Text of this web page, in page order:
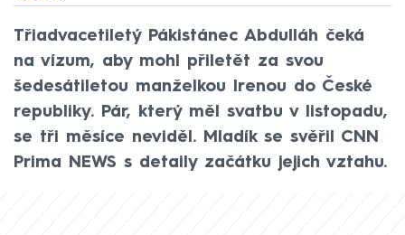
Třiadvacetiletý Pákistánec Abdulláh čeká
na vízum, aby mohl přiletět za svou
šedesátiletou manželkou Irenou do České
republiky. Pár, který měl svatbu v listopadu,
se tři měsíce neviděl. Mladík se svěřil CNN
Prima NEWS s detaily začátku jejich vztahu.